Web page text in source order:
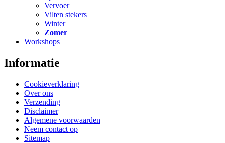
Vervoer
Vilten stekers
Winter
Zomer
Workshops
Informatie
Cookieverklaring
Over ons
Verzending
Disclaimer
Algemene voorwaarden
Neem contact op
Sitemap